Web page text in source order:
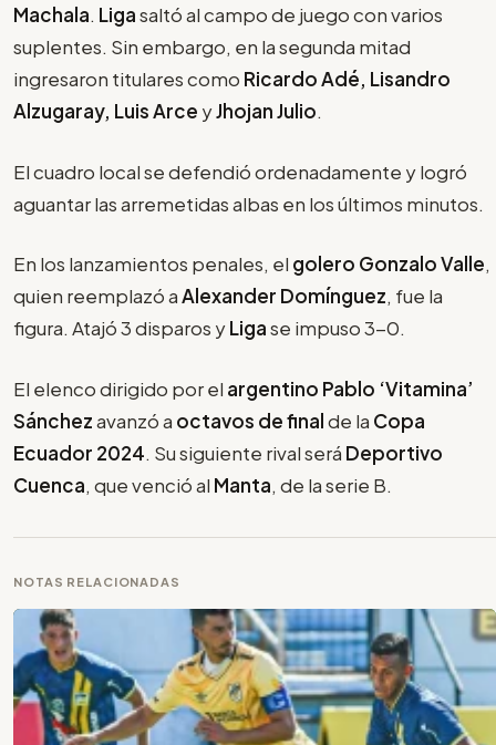
Machala. Ligasaltó al campo de juego con varios
suplentes. Sin embargo, en la segunda mitad
ingresaron titulares como Ricardo Adé, Lisandro
Alzugaray, Luis Arce yJhojan Julio.
El cuadro local se defendió ordenadamente y logró
aguantar las arremetidas albas en los últimos minutos.
En los lanzamientos penales, el golero Gonzalo Valle,
quien reemplazó aAlexander Domínguez, fue la
figura. Atajó 3 disparos yLigase impuso 3-0.
El elenco dirigido por el argentino Pablo ‘Vitamina’
Sánchezavanzó a octavos de finalde la Copa
Ecuador 2024. Su siguiente rival será Deportivo
Cuenca, que venció al Manta, de la serie B.
NOTAS RELACIONADAS